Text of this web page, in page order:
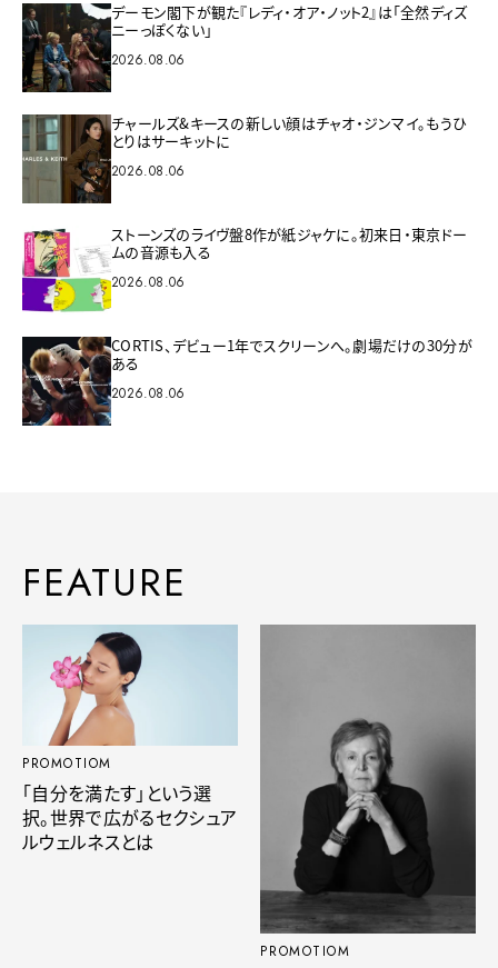
デーモン閣下が観た『レディ・オア・ノット2』は「全然ディズ
ニーっぽくない」
2026.08.06
チャールズ&キースの新しい顔はチャオ・ジンマイ。もうひ
とりはサーキットに
2026.08.06
ストーンズのライヴ盤8作が紙ジャケに。初来日・東京ドー
ムの音源も入る
2026.08.06
CORTIS、デビュー1年でスクリーンへ。劇場だけの30分が
ある
2026.08.06
FEATURE
PROMOTIOM
「自分を満たす」という選
択。世界で広がるセクシュア
ルウェルネスとは
PROMOTIOM